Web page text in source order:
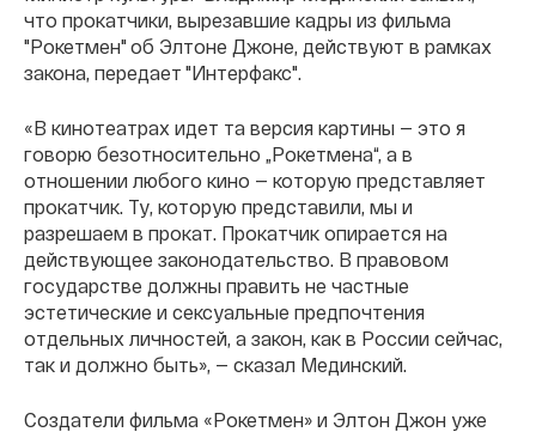
что прокатчики, вырезавшие кадры из фильма
"Рокетмен" об Элтоне Джоне, действуют в рамках
закона, передает "Интерфакс".
«В кинотеатрах идет та версия картины — это я
говорю безотносительно „Рокетмена“, а в
отношении любого кино — которую представляет
прокатчик. Ту, которую представили, мы и
разрешаем в прокат. Прокатчик опирается на
действующее законодательство. В правовом
государстве должны править не частные
эстетические и сексуальные предпочтения
отдельных личностей, а закон, как в России сейчас,
так и должно быть», — сказал Мединский.
Создатели фильма «Рокетмен» и Элтон Джон уже